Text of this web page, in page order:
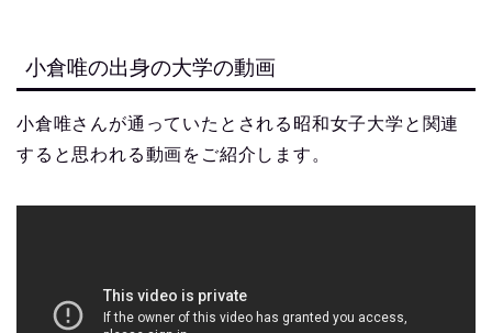
小倉唯の出身の大学の動画
小倉唯さんが通っていたとされる昭和女子大学と関連
すると思われる動画をご紹介します。